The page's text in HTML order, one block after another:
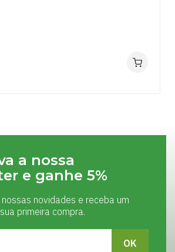
a nossa
e ganhe 5%
novidades e receba um
primeira compra.